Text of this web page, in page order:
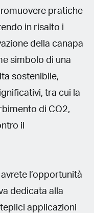
pratiche
in risalto i
della canapa
simbolo di una
sostenibile,
tra cui la
di CO2,
il
l’opportunità
dedicata alla
applicazioni